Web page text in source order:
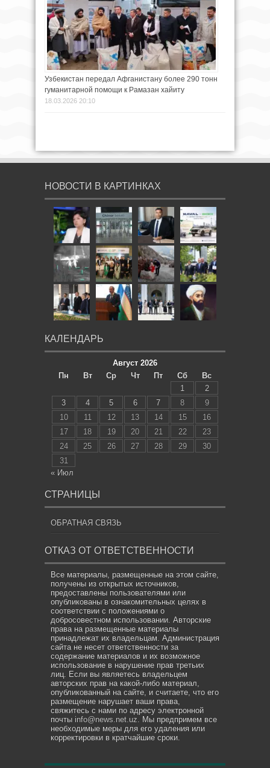
Узбекистан передал Афганистану более 290 тонн
гуманитарной помощи к Рамазан хайиту
18.03.2026 20:10
НОВОСТИ В КАРТИНКАХ
КАЛЕНДАРЬ
Август 2026
Пн
Вт Ср Чт Пт Сб
Вс
1
2
3
4 5 6 7 8
9
10
11 12 13 14 15
16
17
18 19 20 21 22
23
24
25 26 27 28 29
30
31
« Июл
СТРАНИЦЫ
ОБРАТНАЯ СВЯЗЬ
ОТКАЗ ОТ ОТВЕТСТВЕННОСТИ
Все материалы, размещенные на этом сайте,
получены из открытых источников,
предоставлены пользователями или
опубликованы в ознакомительных целях в
соответствии с положениями о
добросовестном использовании. Авторские
права на размещенные материалы
принадлежат их владельцам. Администрация
сайта не несет ответственности за
содержание материалов и их возможное
использование в нарушение прав третьих
лиц. Если вы являетесь владельцем
авторских прав на какой-либо материал,
опубликованный на сайте, и считаете, что его
размещение нарушает ваши права,
свяжитесь с нами по адресу электронной
почты info@news.net.uz. Мы предпримем все
необходимые меры для его удаления или
корректировки в кратчайшие сроки.